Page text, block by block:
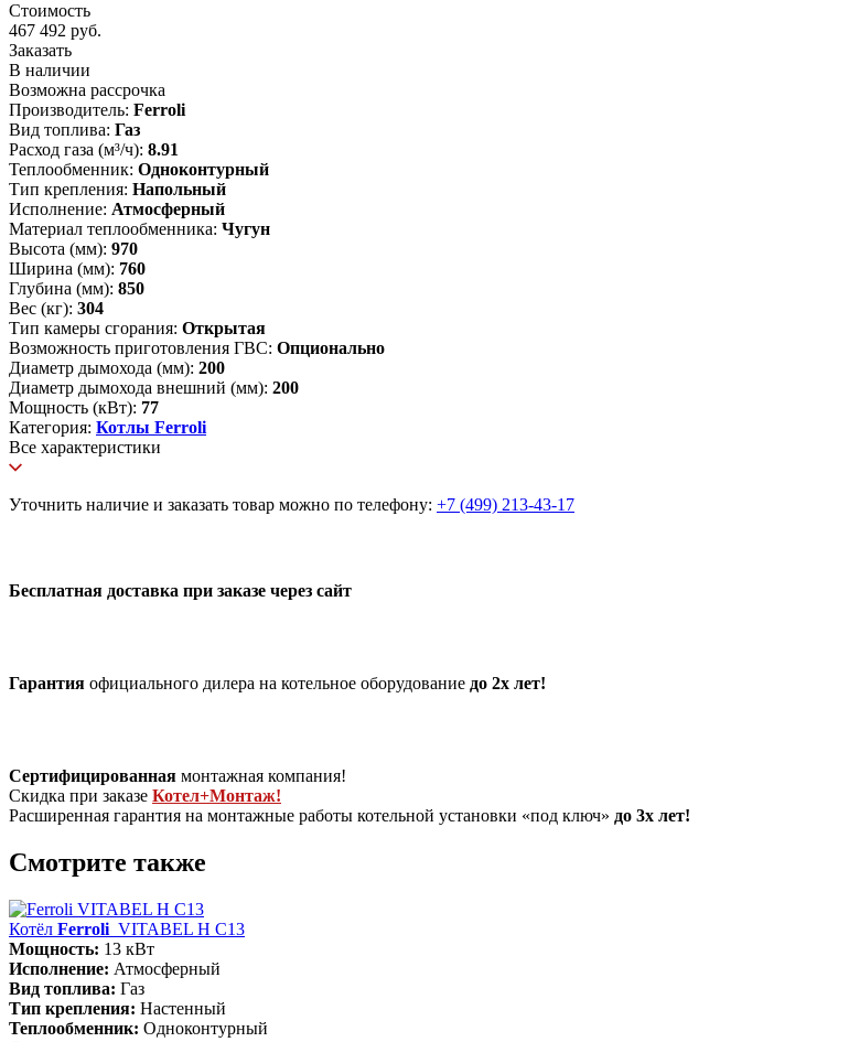
Стоимость
467 492 руб.
Заказать
В наличии
Возможна рассрочка
Производитель: Ferroli
Вид топлива: Газ
Расход газа (м³/ч): 8.91
Теплообменник: Одноконтурный
Тип крепления: Напольный
Исполнение: Атмосферный
Материал теплообменника: Чугун
Высота (мм): 970
Ширина (мм): 760
Глубина (мм): 850
Вес (кг): 304
Тип камеры сгорания: Открытая
Возможность приготовления ГВС: Опционально
Диаметр дымохода (мм): 200
Диаметр дымохода внешний (мм): 200
Мощность (кВт): 77
Категория: Котлы Ferroli
Все характеристики
Уточнить наличие и заказать товар можно по телефону: +7 (499) 213-43-17
Бесплатная доставка при заказе через сайт
Гарантия официального дилера на котельное оборудование до 2х лет!
Сертифицированная монтажная компания!
Скидка при заказе Котел+Монтаж!
Расширенная гарантия на монтажные работы котельной установки «под ключ» до 3х лет!
Смотрите также
Котёл Ferroli VITABEL H С13
Мощность: 13 кВт
Исполнение: Атмосферный
Вид топлива: Газ
Тип крепления: Настенный
Теплообменник: Одноконтурный